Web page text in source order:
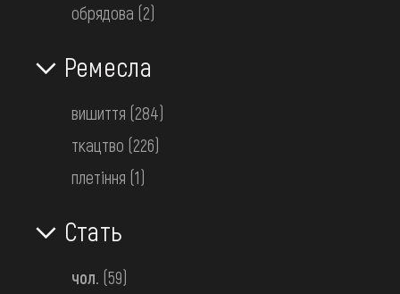
Сорочка вишита чоловіча
Поділля
обрядова (2)
Ремесла
вишиття (284)
ткацтво (226)
плетіння (1)
Стать
чол. (59)